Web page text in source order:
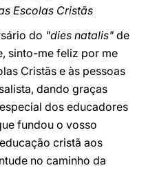
Escolas Cristãs
do "dies natalis" de
sinto-me feliz por me
Cristãs e às pessoas
dando graças
dos educadores
fundou o vosso
cristã aos
no caminho da